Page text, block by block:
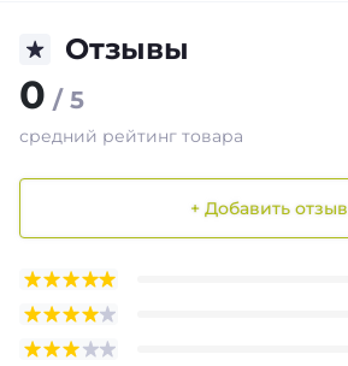
Отзывы
0 / 5
средний рейтинг товара
+ Добавить отзыв